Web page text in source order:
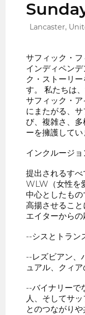
Lancaster,
サフィック・
インディペン
ク・ストーリ
す。 私たちは
サフィック・
にまたがる、
び、複雑さ、
ーを擁護してい
インクルージ
提出されるす
WLW（女性を
中心としたも
高揚させるこ
エイターからの
--シスとトラン
--レズビアン、
ュアル、クィア
--バイナリーで
人、そしてサ
とのつながり